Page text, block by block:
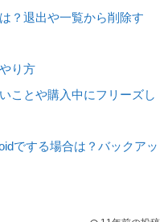
？退出や一覧から削除す
り方
ことや購入中にフリーズし
でする場合は？バックアッ